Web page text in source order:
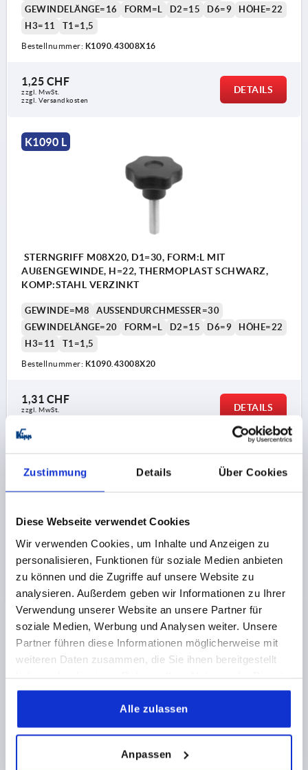
Zustimmung Details Über Cookies
Diese Webseite verwendet Cookies
Wir verwenden Cookies, um Inhalte und Anzeigen zu
personalisieren, Funktionen für soziale Medien anbieten
zu können und die Zugriffe auf unsere Website zu
analysieren. Außerdem geben wir Informationen zu Ihrer
Verwendung unserer Website an unsere Partner für
soziale Medien, Werbung und Analysen weiter. Unsere
Partner führen diese Informationen möglicherweise mit
weiteren Daten zusammen, die Sie ihnen bereitgestellt
gesammelt haben.
Alle zulassen
Anpassen
GEWINDELÄNGE=16
FORM=L D2=15 D6=9
HÖHE=22
H3=11
T1=1,5
Bestellnummer: K1090.43008X16
1,25 CHF
zzgl. MwSt.
zzgl. Versandkosten
DETAILS
K1090 L
STERNGRIFF M08X20, D1=30, FORM:L MIT
AUßENGEWINDE, H=22, THERMOPLAST SCHWARZ,
KOMP:STAHL VERZINKT
GEWINDE=M8
AUSSENDURCHMESSER=30
GEWINDELÄNGE=20
FORM=L D2=15 D6=9
HÖHE=22
H3=11
T1=1,5
Bestellnummer: K1090.43008X20
1,31 CHF
zzgl. MwSt.
DETAILS
STERNGRIFF M08X30, D1=30, FORM:L MIT
AUßENGEWINDE, H=22, THERMOPLAST SCHWARZ,
KOMP:STAHL VERZINKT
GEWINDE=M8
AUSSENDURCHMESSER=30
GEWINDELÄNGE=30
FORM=L D2=15 D6=9
HÖHE=22
H3=11
T1=1,5
zzgl. MwSt.
zzgl. Versandkosten
DETAILS